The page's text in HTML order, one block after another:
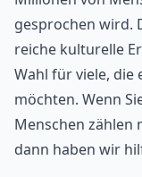
gesprochen wird.
reiche kulturelle
Wahl für viele, die
möchten. Wenn
Menschen zählen
dann haben wir